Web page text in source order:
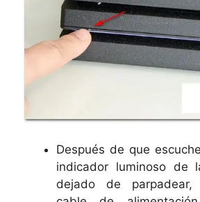
Después de que
indicador luminoso de
dejado de parpadear,